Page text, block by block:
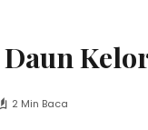
2 Min Baca